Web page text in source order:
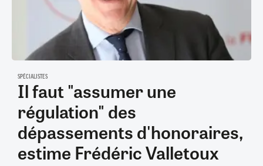
SPÉCIALISTES
Il faut "assumer une
régulation" des
dépassements d'honoraires,
estime Frédéric Valletoux